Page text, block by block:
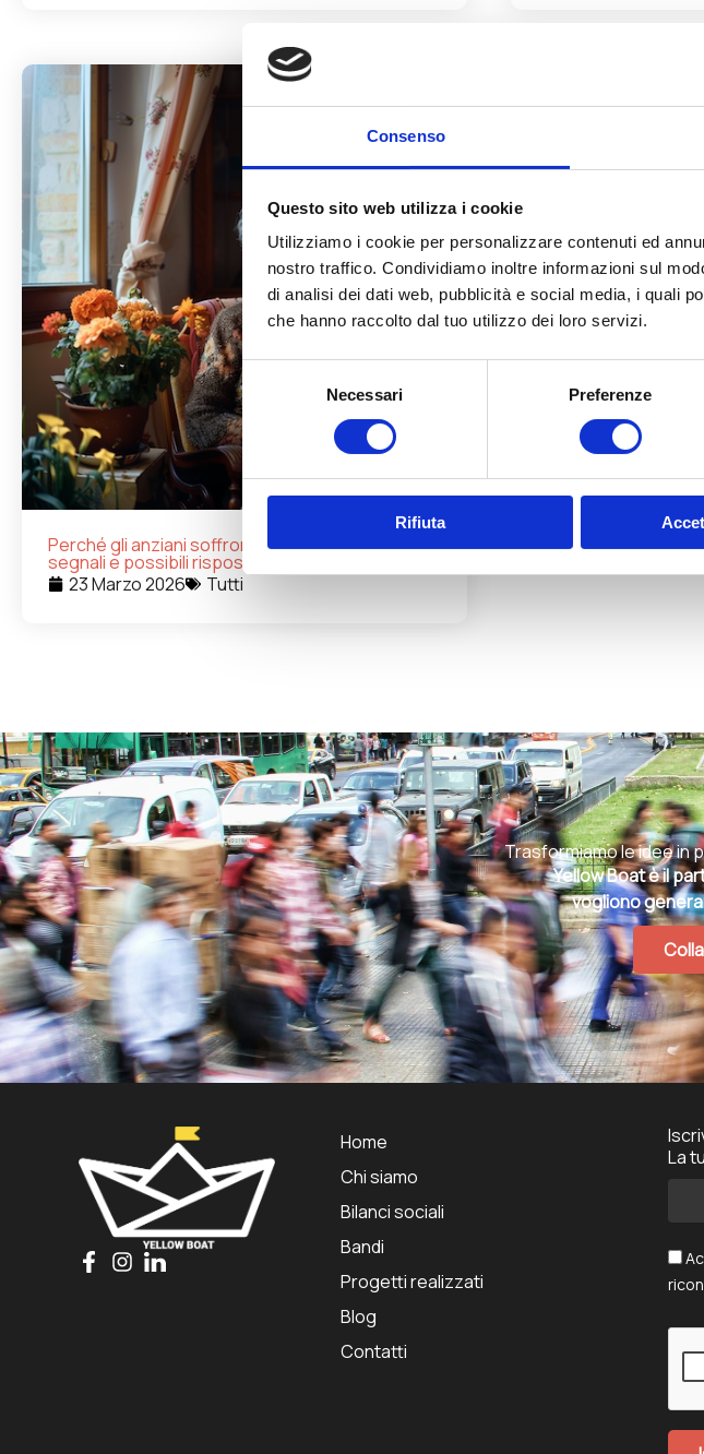
Consenso
Questo sito web utilizza i cookie
Utilizziamo i cookie per personalizzare contenuti ed
nostro traffico. Condividiamo inoltre informazioni sul
di analisi dei dati web, pubblicità e social media, i quali
che hanno raccolto dal tuo utilizzo dei loro servizi.
Selezione
del
consenso
Necessari Preferenze
Rifiuta
Perché gli anziani soffrono di solitudine: cause,
segnali e possibili risposte
23 Marzo 2026
Tutti
Trasformiamo le idee in
Yellow Boat è il
vogliono
Home
Chi siamo
Bilanci sociali
Bandi
Progetti realizzati
Blog
Contatti
La